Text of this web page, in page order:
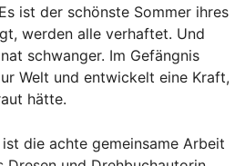
ist der schönste Sommer ihres
werden alle verhaftet. Und
schwanger. Im Gefängnis
Welt und entwickelt eine Kraft,
hätte.
ist die achte gemeinsame Arbeit